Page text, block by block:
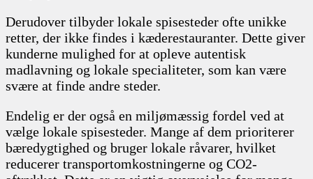
Derudover tilbyder lokale spisesteder ofte unikke
retter, der ikke findes i kæderestauranter. Dette giver
kunderne mulighed for at opleve autentisk
madlavning og lokale specialiteter, som kan være
svære at finde andre steder.
Endelig er der også en miljømæssig fordel ved at
vælge lokale spisesteder. Mange af dem prioriterer
bæredygtighed og bruger lokale råvarer, hvilket
reducerer transportomkostningerne og CO2-